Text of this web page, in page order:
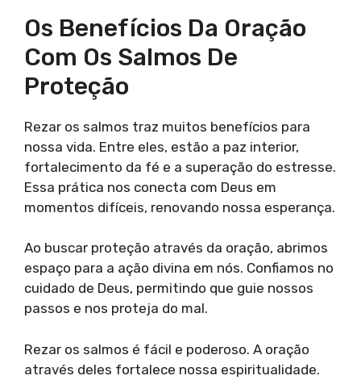
Os Benefícios Da Oração
Com Os Salmos De
Proteção
Rezar os salmos traz muitos benefícios para
nossa vida. Entre eles, estão a paz interior,
fortalecimento da fé e a superação do estresse.
Essa prática nos conecta com Deus em
momentos difíceis, renovando nossa esperança.
Ao buscar proteção através da oração, abrimos
espaço para a ação divina em nós. Confiamos no
cuidado de Deus, permitindo que guie nossos
passos e nos proteja do mal.
Rezar os salmos é fácil e poderoso. A oração
através deles fortalece nossa espiritualidade.